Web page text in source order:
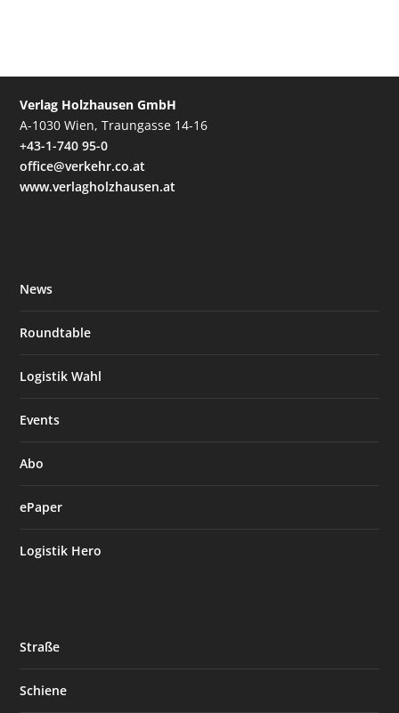
Verlag Holzhausen GmbH
A-1030 Wien, Traungasse 14-16
+43-1-740 95-0
office@verkehr.co.at
www.verlagholzhausen.at
News
Roundtable
Logistik Wahl
Events
Abo
ePaper
Logistik Hero
Straße
Schiene